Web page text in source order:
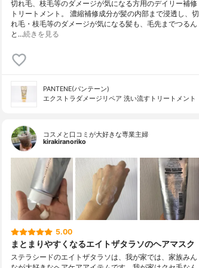
切れ毛、枝毛等のダメージが気になる方用のデイリー補修
トリートメント。 濃縮補修成分が髪の内部まで浸透し、切
れ毛・枝毛等のダメージが気になる髪も、毛先までつるん
と…続きを見る
PANTENE(パンテーン)
エクストラダメージリペア 洗い流すトリートメント
コスメと口コミが大好きな専業主婦
kirakiranoriko
5.00
まとまりやすくなるエイトザタラソのヘアマスク
ステラシードのエイトザタラソは、我が家では、家族みん